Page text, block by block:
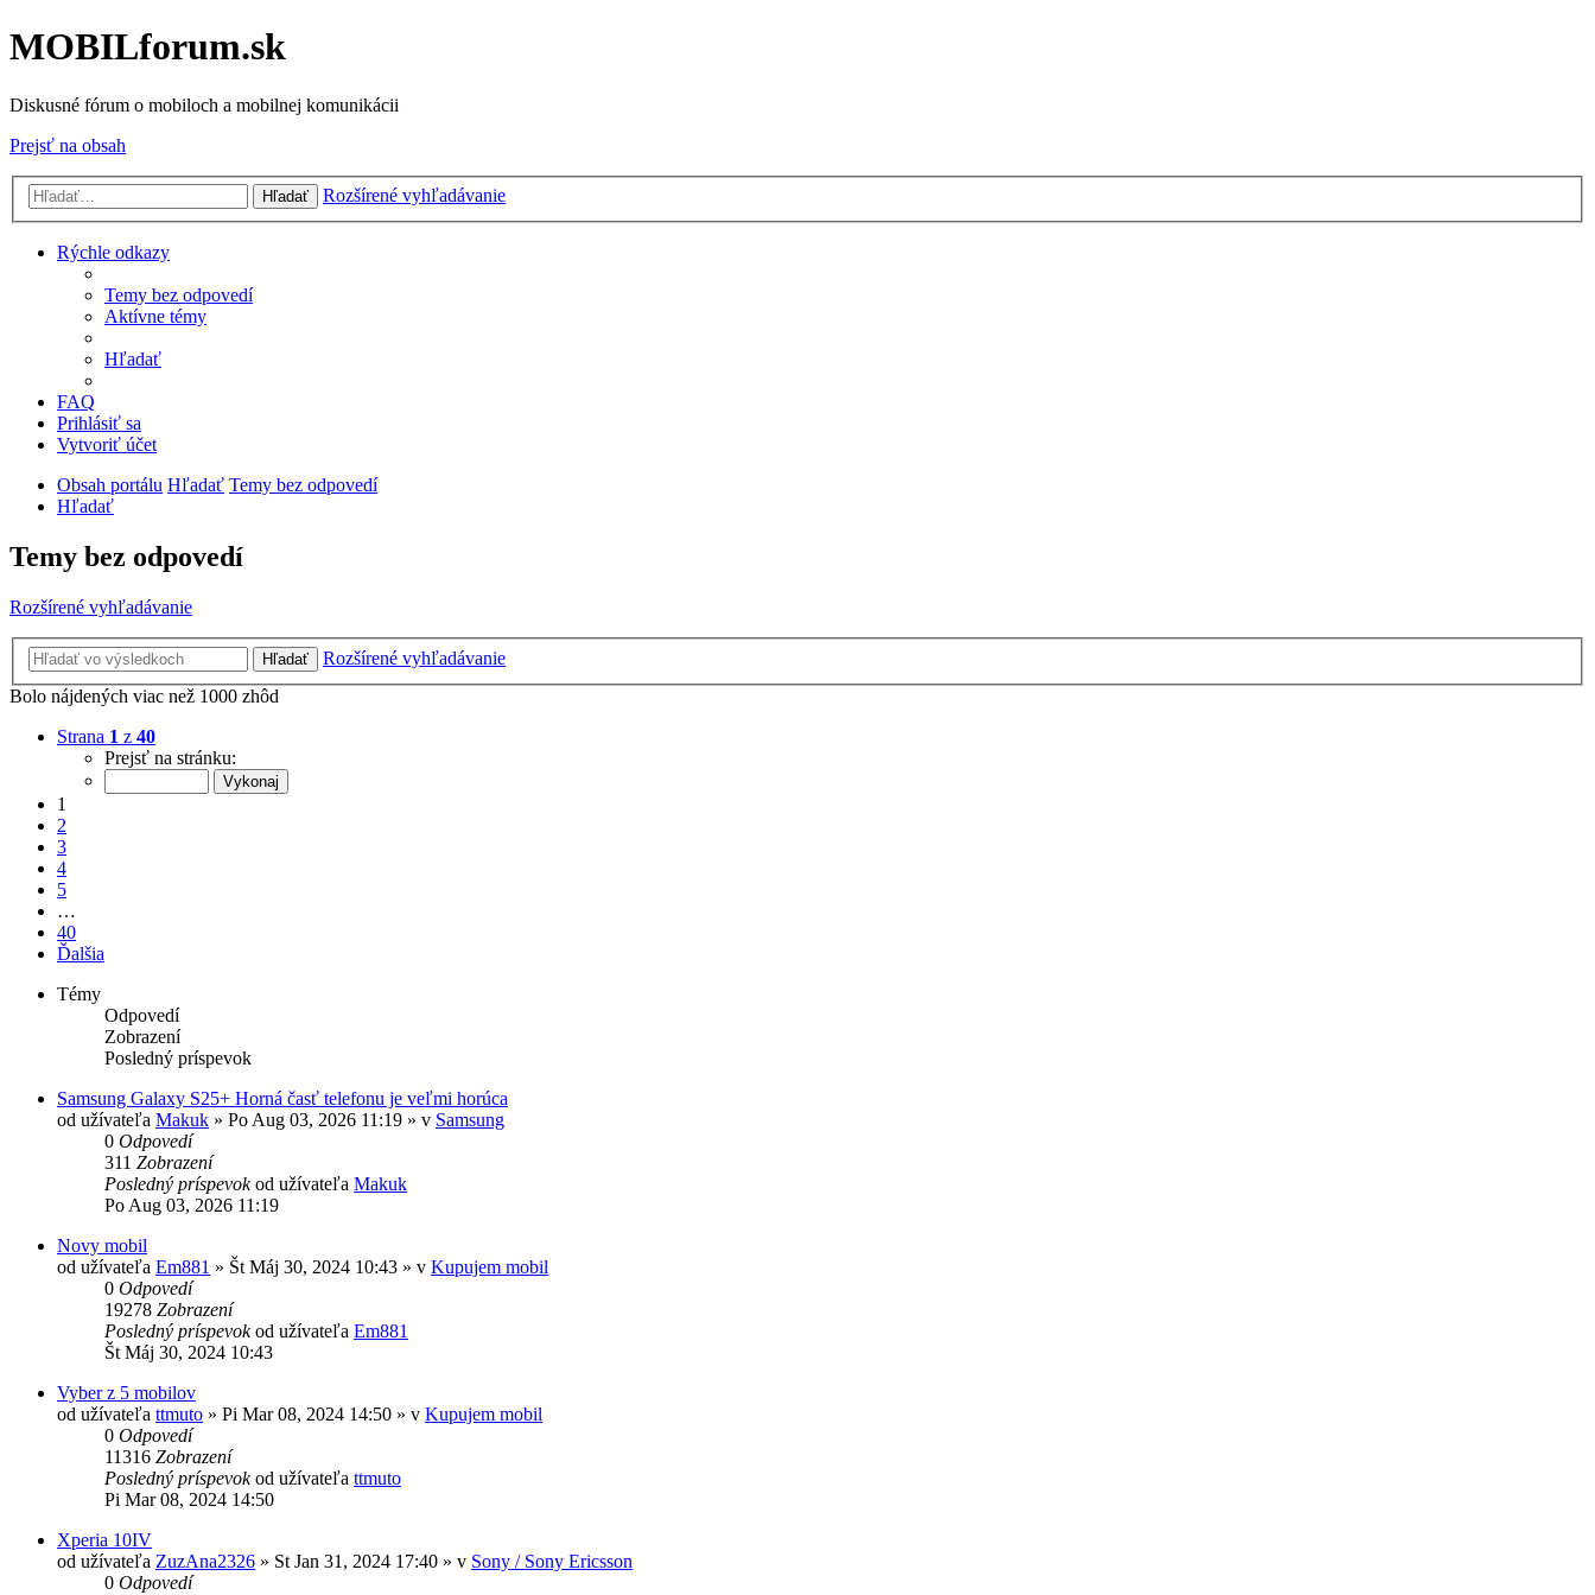
MOBILforum.sk
Diskusné fórum o mobiloch a mobilnej komunikácii
Prejsť na obsah
Hľadať Rozšírené vyhľadávanie
Rýchle odkazy
Temy bez odpovedí
Aktívne témy
Hľadať
FAQ
Prihlásiť sa
Vytvoriť účet
Obsah portálu Hľadať Temy bez odpovedí
Hľadať
Temy bez odpovedí
Rozšírené vyhľadávanie
Hľadať
Rozšírené vyhľadávanie
Bolo nájdených viac než 1000 zhôd
Strana 1 z 40
Prejsť na stránku:
1
2
3
4
5
…
40
Ďalšia
Témy
Odpovedí
Zobrazení
Posledný príspevok
Samsung Galaxy S25+ Horná časť telefonu je veľmi horúca
od užívateľa Makuk » Po Aug 03, 2026 11:19 » v Samsung
0 Odpovedí
311 Zobrazení
Posledný príspevokod užívateľa Makuk
Po Aug 03, 2026 11:19
Novy mobil
od užívateľa Em881 » Št Máj 30, 2024 10:43 » v Kupujem mobil
0 Odpovedí
19278 Zobrazení
Posledný príspevokod užívateľa Em881
Št Máj 30, 2024 10:43
Vyber z 5 mobilov
od užívateľa ttmuto » Pi Mar 08, 2024 14:50 » v Kupujem mobil
0 Odpovedí
11316 Zobrazení
Posledný príspevokod užívateľa ttmuto
Pi Mar 08, 2024 14:50
Xperia 10IV
od užívateľa ZuzAna2326 » St Jan 31, 2024 17:40 » v Sony / Sony Ericsson
0 Odpovedí